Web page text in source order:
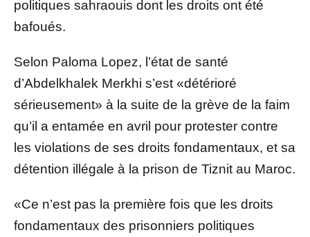
politiques sahraouis dont les droits ont été
bafoués.
Selon Paloma Lopez, l’état de santé
d’Abdelkhalek Merkhi s’est «détérioré
sérieusement» à la suite de la grève de la faim
qu’il a entamée en avril pour protester contre
les violations de ses droits fondamentaux, et sa
détention illégale à la prison de Tiznit au Maroc.
«Ce n’est pas la première fois que les droits
fondamentaux des prisonniers politiques